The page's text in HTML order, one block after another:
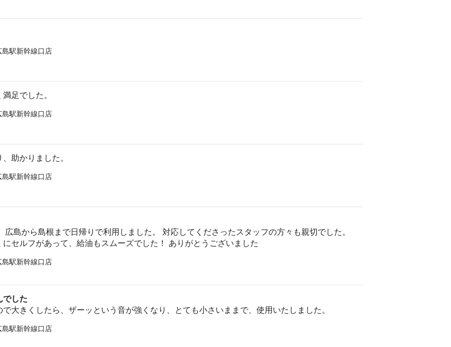
駅新幹線口店
足でした。
駅新幹線口店
助かりました。
駅新幹線口店
広島から島根まで日帰りで利用しました。 対応してくださったスタッフの方々も親切でした。
にセルフがあって、給油もスムーズでした！ ありがとうございました
駅新幹線口店
でした
大きくしたら、ザーッという音が強くなり、とても小さいままで、使用いたしました。
駅新幹線口店